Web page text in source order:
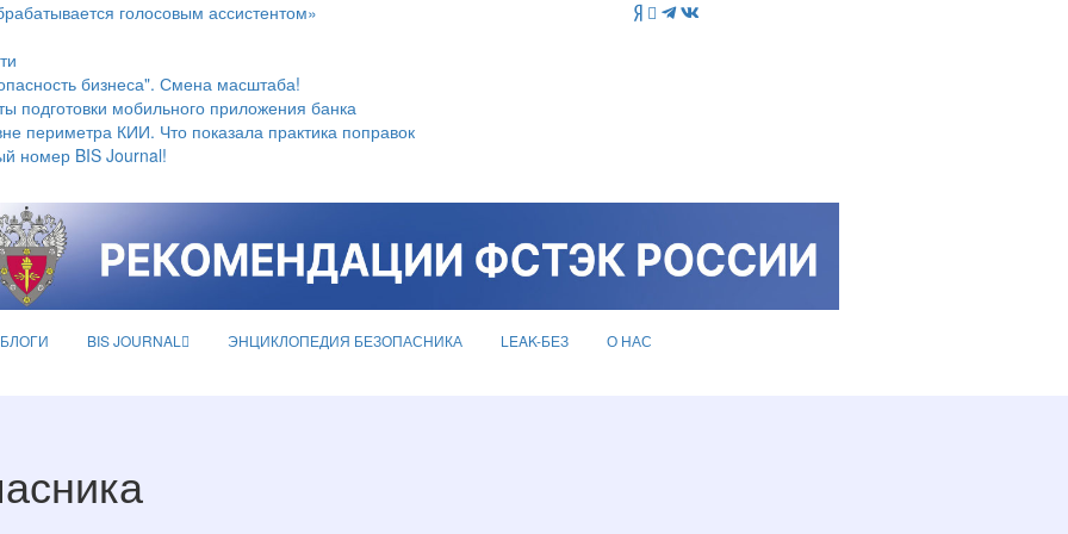
голосовым ассистентом»
бизнеса". Смена масштаба!
подготовки мобильного приложения банка
периметра КИИ. Что показала практика поправок
номер BIS Journal!
БЛОГИ BIS JOURNAL ЭНЦИКЛОПЕДИЯ БЕЗОПАСНИКА LEAK-БЕЗ О НАС